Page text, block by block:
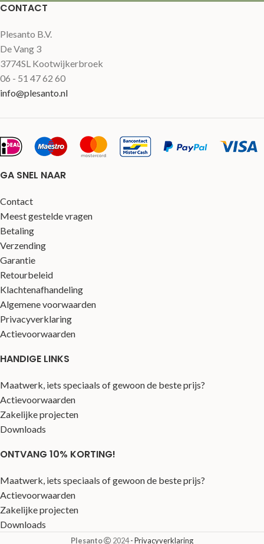
CONTACT
Plesanto B.V.
De Vang 3
3774SL Kootwijkerbroek
06 - 51 47 62 60
info@plesanto.nl
GA SNEL NAAR
Contact
Meest gestelde vragen
Betaling
Verzending
Garantie
Retourbeleid
Klachtenafhandeling
Algemene voorwaarden
Privacyverklaring
Actievoorwaarden
HANDIGE LINKS
Maatwerk, iets speciaals of gewoon de beste prijs?
Actievoorwaarden
Zakelijke projecten
Downloads
ONTVANG 10% KORTING!
Maatwerk, iets speciaals of gewoon de beste prijs?
Actievoorwaarden
Zakelijke projecten
Downloads
Plesanto 2024- Privacyverklaring